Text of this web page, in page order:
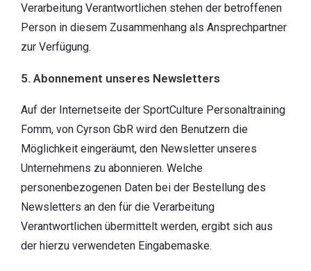
Verarbeitung Verantwortlichen stehen der betroffenen
Person in diesem Zusammenhang als Ansprechpartner
zur Verfügung.
5. Abonnement unseres Newsletters
Auf der Internetseite der SportCulture Personaltraining
Fomm, von Cyrson GbR wird den Benutzern die
Möglichkeit eingeräumt, den Newsletter unseres
Unternehmens zu abonnieren. Welche
personenbezogenen Daten bei der Bestellung des
Newsletters an den für die Verarbeitung
Verantwortlichen übermittelt werden, ergibt sich aus
der hierzu verwendeten Eingabemaske.